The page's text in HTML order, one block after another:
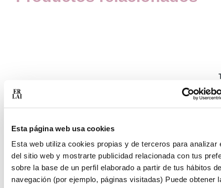
Esta página web usa cookies
Esta web utiliza cookies propias y de terceros para analizar
del sitio web y mostrarte publicidad relacionada con tus
sobre la base de un perfil elaborado a partir de tus hábitos
navegación (por ejemplo, páginas visitadas) Puede obtener